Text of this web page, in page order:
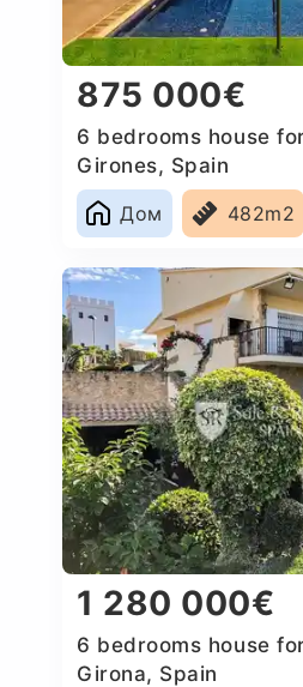
875 000€
6 bedrooms house
Girones, Spain
Дом
482m2
1 280 000€
6 bedrooms house
Girona, Spain